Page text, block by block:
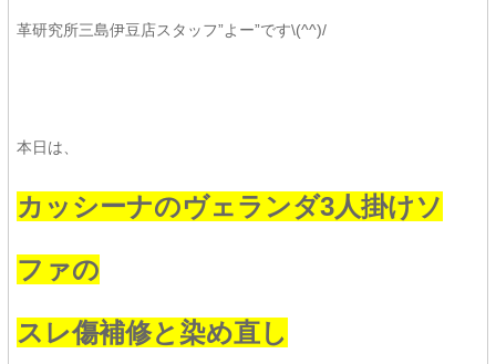
革研究所三島伊豆店スタッフ”よー”です\(^^)/
本日は、
カッシーナのヴェランダ3人掛けソ
ファの
スレ傷補修と染め直し